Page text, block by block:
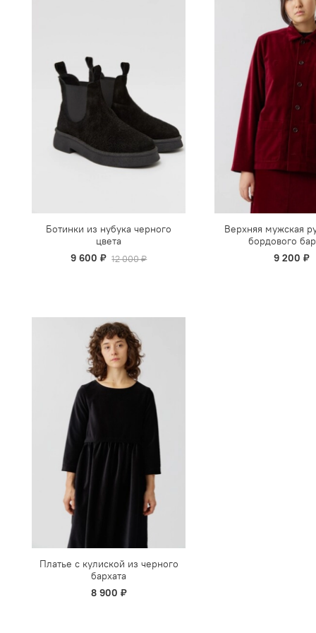
Ботинки из нубука черного
цвета
9 600 ₽ 12 000 ₽
Верхняя мужская
бордового
9 200 ₽
Платье с кулиской из черного
бархата
8 900 ₽